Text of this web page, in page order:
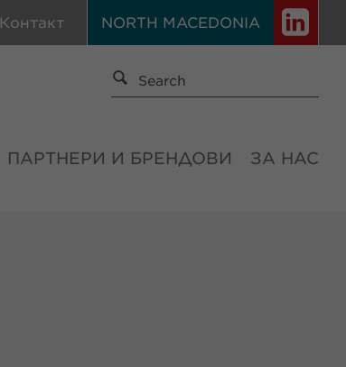
NORTH MACEDONIA
Контакт
ПАРТНЕРИ И БРЕНДОВИ ЗА НАС